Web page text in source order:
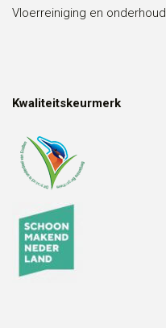
Vloerreiniging en onderhoud
Kwaliteitskeurmerk